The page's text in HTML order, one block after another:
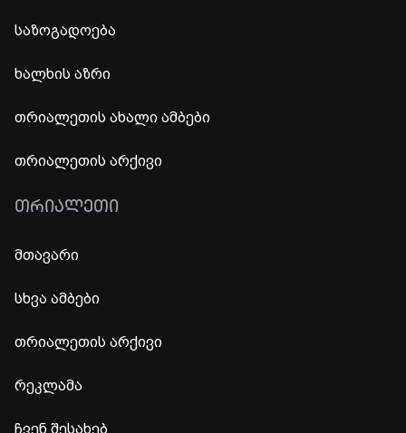
საზოგადოება
ხალხის აზრი
თრიალეთის ახალი ამბები
თრიალეთის არქივი
ᲗᲠᲘᲐᲚᲔᲗᲘ
მთავარი
სხვა ამბები
თრიალეთის არქივი
რეკლამა
ჩვენ შესახებ